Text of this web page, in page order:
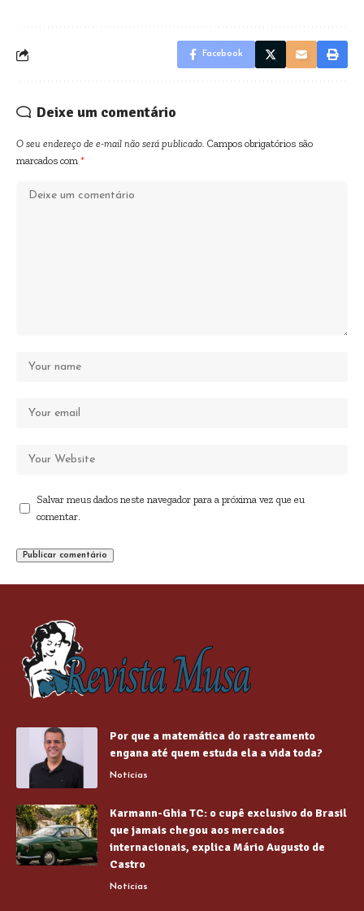
Facebook
Deixe um comentário
O seu endereço de e-mail não será publicado. Campos obrigatórios são
marcados com *
Salvar meus dados neste navegador para a próxima vez que eu
comentar.
Por que a matemática do rastreamento
engana até quem estuda ela a vida toda?
Notícias
Karmann-Ghia TC: o cupê exclusivo do Brasil
que jamais chegou aos mercados
internacionais, explica Mário Augusto de
Castro
Notícias